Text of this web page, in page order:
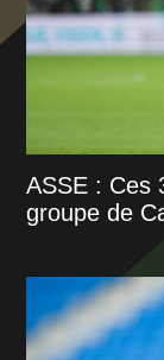
ASSE : Ces
groupe de